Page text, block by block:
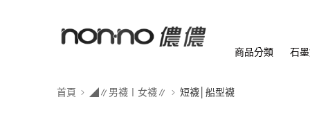
商品分類 石
首頁 ◢∥男襪〡女襪∥ 短襪│船型襪